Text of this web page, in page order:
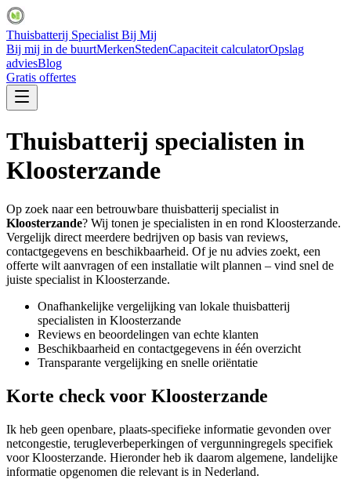
Thuisbatterij Specialist Bij Mij
Bij mij in de buurtMerkenStedenCapaciteit calculatorOpslag
adviesBlog
Gratis offertes
Thuisbatterij specialisten in
Kloosterzande
Op zoek naar een betrouwbare thuisbatterij specialist in
Kloosterzande? Wij tonen je specialisten in en rond Kloosterzande.
Vergelijk direct meerdere bedrijven op basis van reviews,
contactgegevens en beschikbaarheid. Of je nu advies zoekt, een
offerte wilt aanvragen of een installatie wilt plannen – vind snel de
juiste specialist in Kloosterzande.
Onafhankelijke vergelijking van lokale thuisbatterij
specialisten in Kloosterzande
Reviews en beoordelingen van echte klanten
Beschikbaarheid en contactgegevens in één overzicht
Transparante vergelijking en snelle oriëntatie
Korte check voor Kloosterzande
Ik heb geen openbare, plaats-specifieke informatie gevonden over
netcongestie, terugleverbeperkingen of vergunningregels specifiek
voor Kloosterzande. Hieronder heb ik daarom algemene, landelijke
informatie opgenomen die relevant is in Nederland.